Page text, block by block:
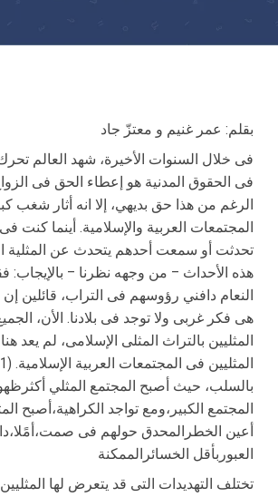
بقلم: عمر غنیم و معتزّ جاد
فى خلال السنوات الأخیرة، شهد العالم
فى الحقوق المدنیة هو إعطاء الحق فى
الرغم من هذا حق بدیهي، إلا انه أثار شغب
المجتمعات العربیة والإسلامیة. أینما كنت
تحدثت أو سمعت أحدهم یتحدث عن المثلیة
هذه الأحداث – من وجهه نظرنا –
النعام دافني رؤوسهم فى التراب، قائلین إن
هى فكر غربى ولا توجد فى بلادنا. الأن،
المثلیین بالتراث المثلى الإسلامى، لم یعد
بالسلب، حیث أصبح المجتمع المثلي
المجتمع الكبیر،ومع تواجد الكراهیة،أصبح
أعین الخطرالمحدق حولهم فى
العبوربأقل الخسائرالممكنة
تختلف التهدیدات التى قد یتعرض لها